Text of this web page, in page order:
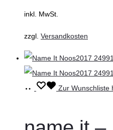
der
werden
inkl. MwSt.
zzgl. Versandkosten
Ausführung
Dieses Zur Wunschliste